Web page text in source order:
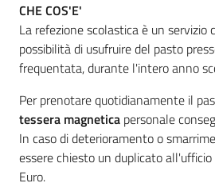
per
le
famiglie
Informazioni
locali
CHE COS'E'
La refezione scolastica è un
possibilità di usufruire del pasto
frequentata, durante l'intero anno
Per prenotare quotidianamente il
tessera magnetica personale
In caso di deterioramento o
essere chiesto un duplicato
Euro.